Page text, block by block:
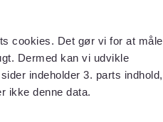
cookies. Det gør vi for at måle
Dermed kan vi udvikle
indeholder 3. parts indhold,
ikke denne data.